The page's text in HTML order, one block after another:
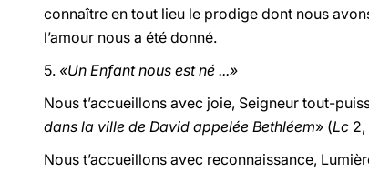
connaître en tout lieu le prodige dont nous
l’amour nous a été donné.
5. «Un Enfant nous est né ...»
Nous t’accueillons avec joie, Seigneur tout-
dans la ville de David appelée Bethléem» (Lc 2,
Nous t’accueillons avec reconnaissance,